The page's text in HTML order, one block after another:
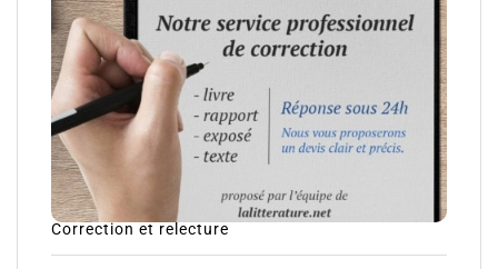
Correction et relecture